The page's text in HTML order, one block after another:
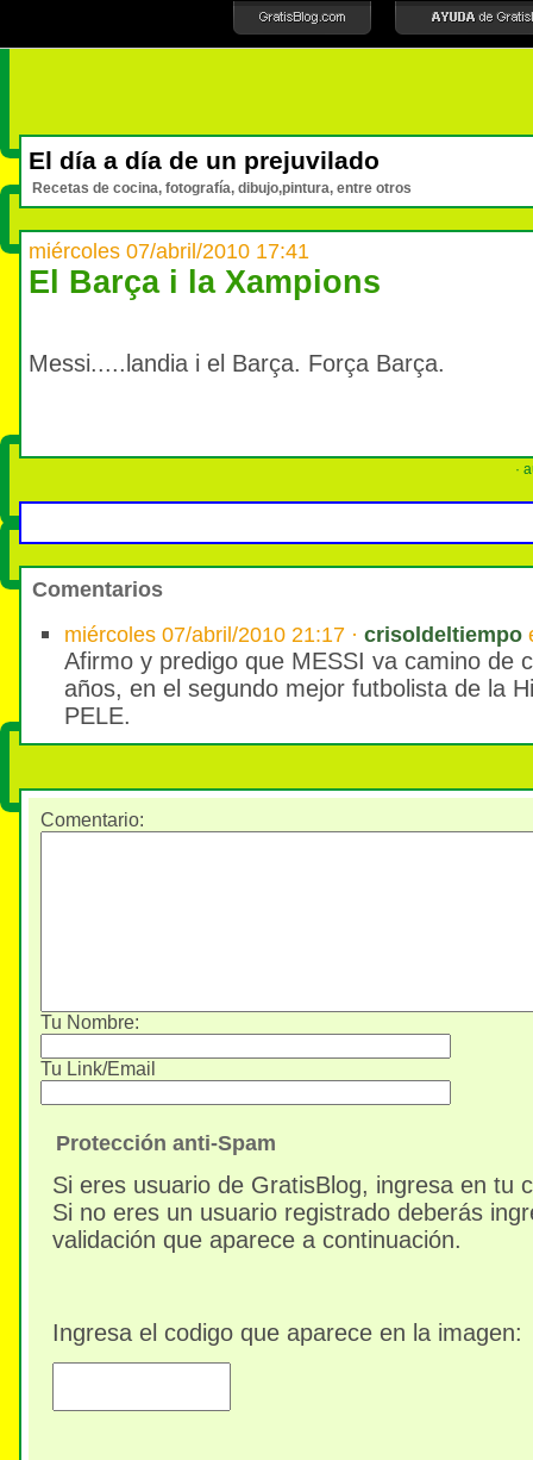
El día a día de un prejuvilado
Recetas de cocina, fotografía, dibujo,pintura, entre otros
miércoles 07/abril/2010 17:41
El Barça i la Xampions
Messi.....landia i el Barça. Força Barça.
·
Comentarios
miércoles 07/abril/2010 21:17 · crisoldeltiempo
Afirmo y predigo que MESSI va camino de
años, en el segundo mejor futbolista de la
PELE.
Comentario:
Tu Nombre:
Tu Link/Email
Protección anti-Spam
Si eres usuario de GratisBlog, ingresa en tu
Si no eres un usuario registrado deberás
validación que aparece a continuación.
Ingresa el codigo que aparece en la imagen: